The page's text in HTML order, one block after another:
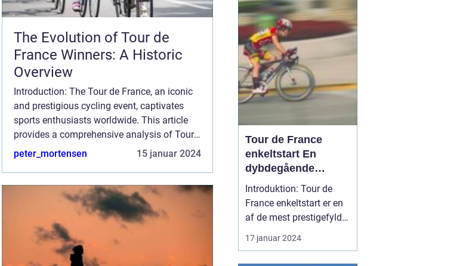
The Evolution of Tour de
France Winners: A Historic
Overview
Introduction: The Tour de France, an iconic
and prestigious cycling event, captivates
sports enthusiasts worldwide. This article
provides a comprehensive analysis of Tour
de France winners, shedding light on the
peter_mortensen 15 januar 2024
trøje. Denne trøje har et
specielt symbolisk
betydning og bliver
tildelt rytteren med flest
point ved...
Tour de France
enkeltstart En
dybdegående
analyse af den
ultimative test af
rytteres individuelle
Introduktion: Tour de
France enkeltstart er en
af de mest prestigefyldte
discipliner inden for
professionel cykelløb.
17 januar 2024